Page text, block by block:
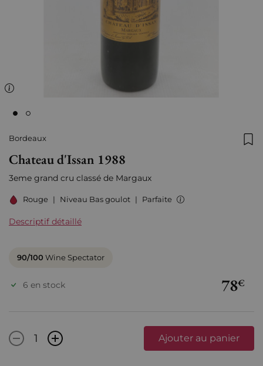
Bordeaux
Chateau d'Issan 1988
3eme grand cru classé de Margaux
Rouge | Niveau Bas goulot | Parfaite
Descriptif détaillé
90/100 Wine Spectator
78€
6 en stock
- + Ajouter au panier